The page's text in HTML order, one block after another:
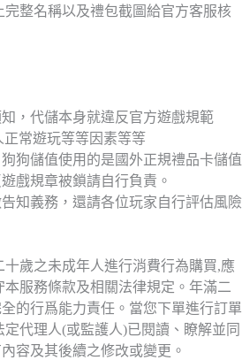
整名稱以及禮包截圖給官方客服核
，代儲本身就違反官方遊戲規範
常遊玩等等因素等等
狗儲值使用的是國外正規禮品卡儲值
戲規章被鎖請自行負責。
知義務，還請各位玩家自行評估風險
歲之未成年人進行消費行為購買,應
服務條款及相關法律規定。年滿二
的行爲能力責任。當您下單進行訂單
代理人(或監護人)已閱讀、瞭解並同
容及其後續之修改或變更。